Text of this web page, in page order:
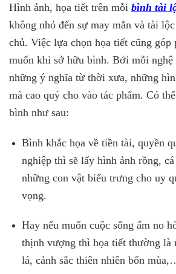
Hình ảnh, họa tiết trên mỗi bình tài
không nhỏ đến sự may mắn và tài
chủ. Việc lựa chọn họa tiết cũng góp
muốn khi sở hữu bình. Bởi mỗi nghệ
những ý nghĩa từ thời xưa, những
mà cao quý cho vào tác phẩm. Có
bình như sau:
Bình khắc họa về tiền tài, quyền
nghiệp thì sẽ lấy hình ảnh rồng,
những con vật biểu trưng cho uy
vọng.
Hay nếu muốn cuộc sống ấm no
thịnh vượng thì họa tiết thường là
lá, cảnh sắc thiên nhiên bốn